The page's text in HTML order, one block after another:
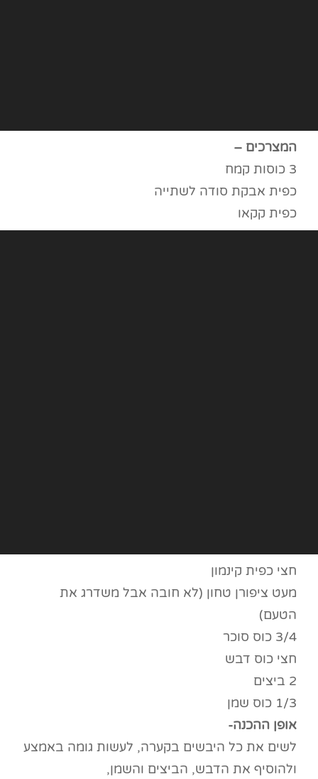
המצרכים –
3 כוסות קמח
כפית אבקת סודה לשתייה
כפית קקאו
חצי כפית קינמון
מעט ציפורן טחון (לא חובה אבל משדרג את
הטעם)
3/4 כוס סוכר
חצי כוס דבש
2 ביצים
1/3 כוס שמן
אופן ההכנה-
לשים את כל היבשים בקערה, לעשות גומה באמצע
ולהוסיף את הדבש, הביצים והשמן,